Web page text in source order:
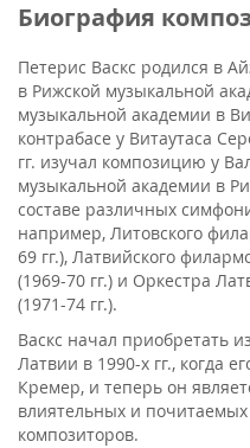
Биография
Петерис Васкс родился в
в Рижской музыкальной
музыкальной академии в
контрабасе у Витаутаса
гг. изучал композицию у
музыкальной академии в
составе различных
например, Литовского
69 гг.), Латвийского
(1969-70 гг.) и Оркестра
(1971-74 гг.).
Васкс начал приобретать
Латвии в 1990-х гг., когда
Кремер, и теперь он
влиятельных и
композиторов.